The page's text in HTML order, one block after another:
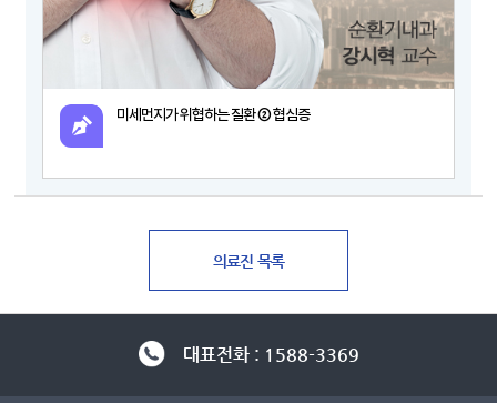
미세먼지가 위협하는 질환 ② 협심증
대표전화 : 1588-3369